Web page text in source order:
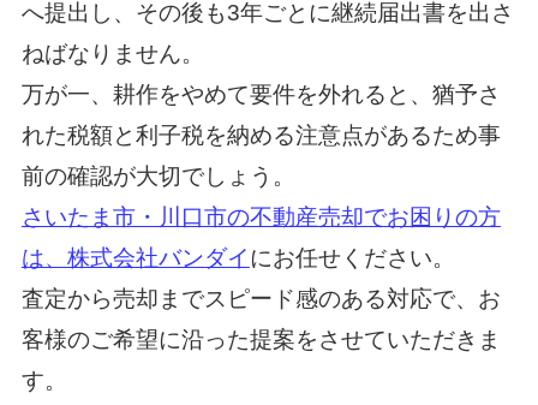
へ提出し、その後も3年ごとに継続届出書を出さ
ねばなりません。
万が一、耕作をやめて要件を外れると、猶予さ
れた税額と利子税を納める注意点があるため事
前の確認が大切でしょう。
さいたま市・川口市の不動産売却でお困りの方
は、株式会社バンダイにお任せください。
査定から売却までスピード感のある対応で、お
客様のご希望に沿った提案をさせていただきま
す。